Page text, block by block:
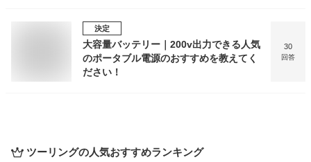
決定
大容量バッテリー｜200v出力できる人気
のポータブル電源のおすすめを教えてく
ださい！
30
回答
ツーリングの人気おすすめランキング